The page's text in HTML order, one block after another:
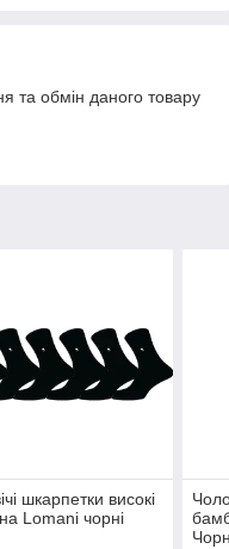
та обмін даного товару
шкарпетки високі
Lomani чорні